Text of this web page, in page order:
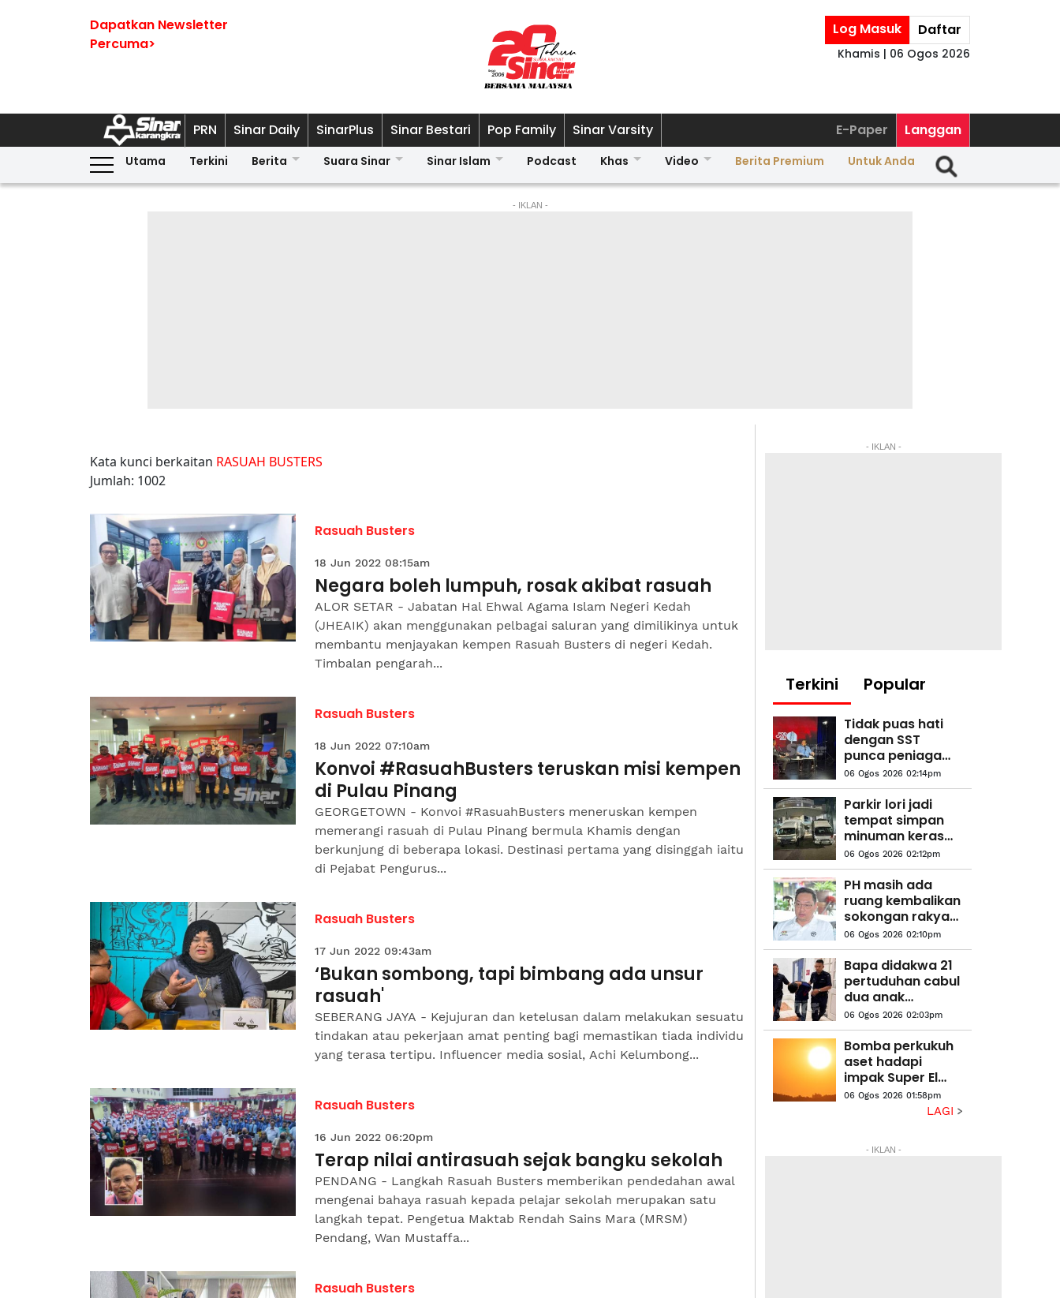
Dapatkan Newsletter
Percuma>
Log Masuk Daftar
Khamis | 06 Ogos 2026
PRN Sinar Daily SinarPlus Sinar Bestari Pop Family Sinar Varsity E-Paper Langgan
Utama Terkini Berita Suara Sinar Sinar Islam Podcast Khas Video Berita Premium Untuk Anda
- IKLAN -
Kata kunci berkaitan RASUAH BUSTERS
Jumlah: 1002
Rasuah Busters
18 Jun 2022 08:15am
Negara boleh lumpuh, rosak akibat rasuah
ALOR SETAR - Jabatan Hal Ehwal Agama Islam Negeri Kedah
(JHEAIK) akan menggunakan pelbagai saluran yang dimilikinya untuk
membantu menjayakan kempen Rasuah Busters di negeri Kedah.
Timbalan pengarah...
Rasuah Busters
18 Jun 2022 07:10am
Konvoi #RasuahBusters teruskan misi kempen
di Pulau Pinang
GEORGETOWN - Konvoi #RasuahBusters meneruskan kempen
memerangi rasuah di Pulau Pinang bermula Khamis dengan
berkunjung di beberapa lokasi. Destinasi pertama yang disinggah iaitu
di Pejabat Pengurus...
Rasuah Busters
17 Jun 2022 09:43am
‘Bukan sombong, tapi bimbang ada unsur
rasuah'
SEBERANG JAYA - Kejujuran dan ketelusan dalam melakukan sesuatu
tindakan atau pekerjaan amat penting bagi memastikan tiada individu
yang terasa tertipu. Influencer media sosial, Achi Kelumbong...
Rasuah Busters
16 Jun 2022 06:20pm
Terap nilai antirasuah sejak bangku sekolah
PENDANG - Langkah Rasuah Busters memberikan pendedahan awal
mengenai bahaya rasuah kepada pelajar sekolah merupakan satu
langkah tepat. Pengetua Maktab Rendah Sains Mara (MRSM)
Pendang, Wan Mustaffa...
Rasuah Busters
- IKLAN -
Terkini Popular
Tidak puas hati
dengan SST
punca peniaga
Cina jauhkan diri
daripada PH -
Ahmad Maslan
06 Ogos 2026 02:14pm
Parkir lori jadi
tempat simpan
minuman keras
tidak bercukai,
rampasan lebih
RM300,000
06 Ogos 2026 02:12pm
PH masih ada
ruang kembalikan
sokongan rakyat
- Jimmy Puah
06 Ogos 2026 02:10pm
Bapa didakwa 21
pertuduhan cabul
dua anak
perempuan
06 Ogos 2026 02:03pm
Bomba perkukuh
aset hadapi
impak Super El
Nino
06 Ogos 2026 01:58pm
LAGI
- IKLAN -